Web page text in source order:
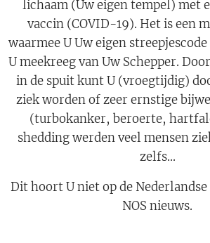
lichaam (Uw eigen tempel) met
vaccin (COVID-19). Het is een
waarmee U Uw eigen
U meekreeg van Uw Schepper.
in de spuit kunt U (vroegtijdig)
ziek worden of zeer ernstige
(turbokanker, beroerte,
shedding werden veel mensen
zelfs...
Dit hoort U niet op de
NOS nieuws.